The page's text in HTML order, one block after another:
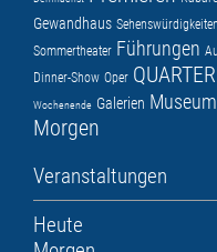
Gewandhaus Sehenswürdigkeiten
Sommertheater Führungen
Dinner-Show Oper
Wochenende Galerien Museum
Morgen
Veranstaltungen
Heute